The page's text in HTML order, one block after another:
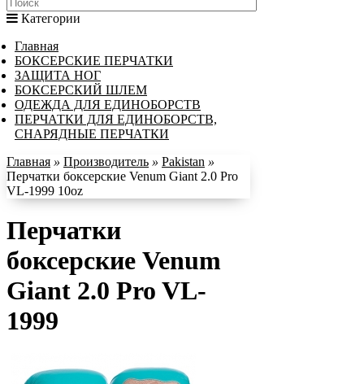
Категории
Главная
БОКСЕРСКИЕ ПЕРЧАТКИ
ЗАЩИТА НОГ
БОКСЕРСКИЙ ШЛЕМ
ОДЕЖДА ДЛЯ ЕДИНОБОРСТВ
ПЕРЧАТКИ ДЛЯ ЕДИНОБОРСТВ,
СНАРЯДНЫЕ ПЕРЧАТКИ
Главная » Производитель » Pakistan »
Перчатки боксерские Venum Giant 2.0 Pro
VL-1999 10oz
Перчатки
боксерские Venum
Giant 2.0 Pro VL-
1999